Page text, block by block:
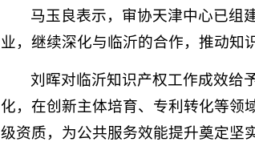
马玉良表示，审协天津中心已组
业，继续深化与临沂的合作，推动知
刘晖对临沂知识产权工作成效给
化，在创新主体培育、专利转化等领
级资质，为公共服务效能提升奠定坚